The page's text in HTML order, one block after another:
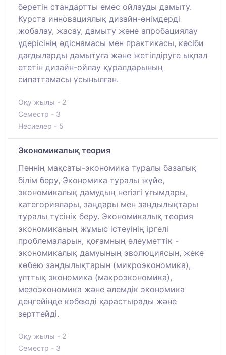
беретін стандартты емес ойлауды дамыту.
Курста инновациялық дизайн-өнімдерді
жобалау, жасау, дамыту және апробациялау
үдерісінің әдіснамасы мен практикасы, кәсіби
дағдыларды дамытуға және жетілдіруге ықпал
ететін дизайн-ойлау құралдарының
сипаттамасы ұсынылған.
Оқу жылы - 2
Семестр - 3
Несиелер - 5
Экономикалық теория
Пәннің мақсаты-экономика туралы базалық
білім беру, Экономика туралы жүйе,
экономикалық дамудың негізгі ұғымдары,
категориялары, заңдары мен заңдылықтары
туралы түсінік беру. Экономикалық теория
экономиканың жұмыс істеуінің іргелі
проблемаларын, қоғамның әлеуметтік -
экономикалық дамуының эволюциясын, жеке
көбею заңдылықтарын (микроэкономика),
ұлттық экономика (макроэкономика),
мезоэкономика және әлемдік экономика
деңгейінде көбеюді қарастырады және
зерттейді.
Оқу жылы - 2
Семестр - 3